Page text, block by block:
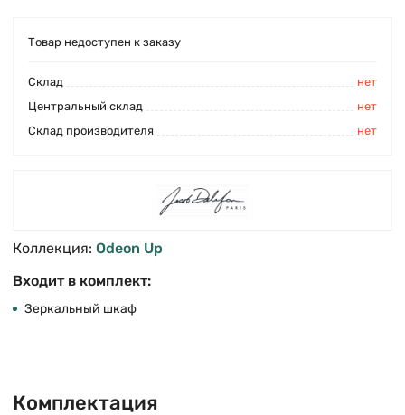
Товар недоступен к заказу
Cклад
нет
Центральный склад
нет
Склад производителя
нет
Коллекция: Odeon Up
Входит в комплект:
Зеркальный шкаф
Комплектация